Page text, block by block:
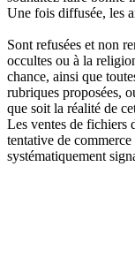
Une fois diffusée, les
Sont refusées et non
occultes ou à la
chance, ainsi que
rubriques proposées,
que soit la réalité de
Les ventes de fichiers
tentative de commerce
systématiquement